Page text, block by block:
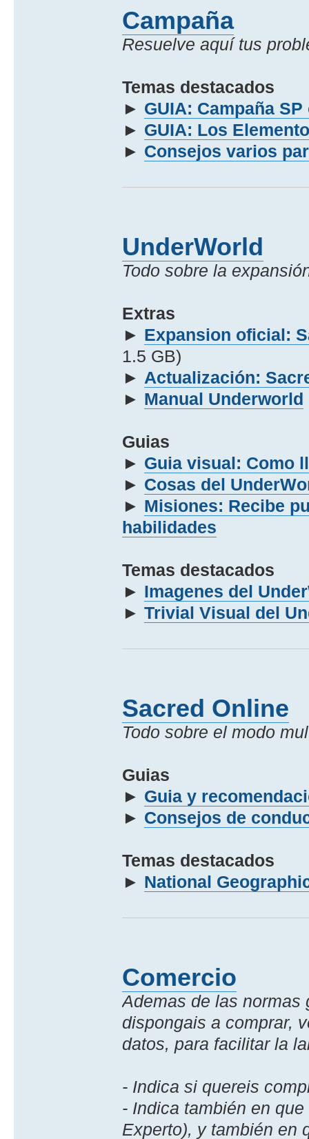
Campaña
Resuelve aquí­ tus
Temas destacados
► GUIA: Campaña
► GUIA: Los
► Consejos varios
UnderWorld
Todo sobre la
Extras
► Expansion oficial:
1.5 GB)
► Actualización:
► Manual Underworld
Guias
► Guia visual: Como
► Cosas del
► Misiones: Recibe
habilidades
Temas destacados
► Imagenes del
►Trivial Visual del
Sacred Online
Todo sobre el modo
Guias
► Guia y
► Consejos de
Temas destacados
► National
Comercio
Ademas de las normas
dispongais a comprar,
datos, para facilitar la
- Indica si quereis
- Indica también en
Experto), y también en